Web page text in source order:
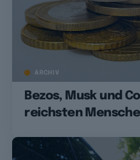
ARCHIV
Bezos, Musk und
reichsten